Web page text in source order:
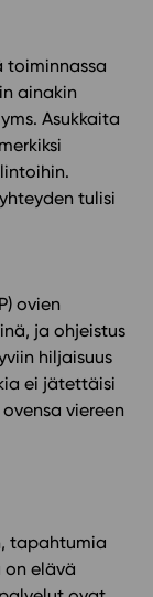
toiminnassa
ainakin
Asukkaita
tulisi
ovien
ja ohjeistus
hiljaisuus
ei jätettäisi
viereen
tapahtumia
on elävä